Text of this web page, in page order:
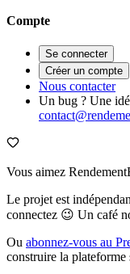
Compte
Se connecter
Créer un compte
Nous contacter
Un bug ? Une
Vous aimez
Le projet est
connectez 😉 Un café
Ou abonnez-vous au
construire la plateforme